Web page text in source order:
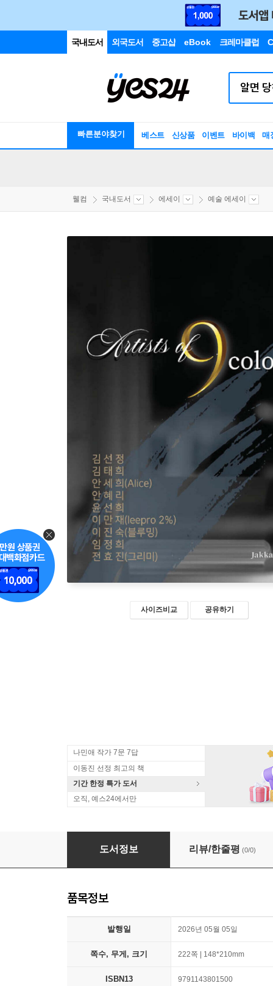
국내도서 외국도서 중고샵 eBook 크레마클럽
빠른분야찾기 베스트 신상품 이벤트 바이백 매
웰컴 국내도서 에세이 예술 에세이
사이즈비교 공유하기
나민애 작가 7문 7답
이동진 선정 최고의 책
기간 한정 특가 도서
오직, 예스24에서만
Artists of 9 colors
도서정보 리뷰/한줄평 (0/0)
품목정보
발행일 2026년 05월 05일
쪽수, 무게, 크기 222쪽 | 148*210mm
ISBN13 9791143801500